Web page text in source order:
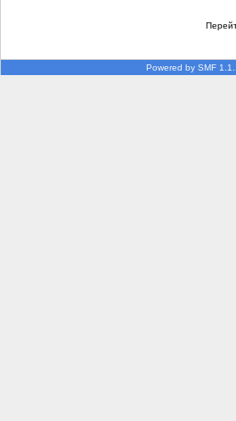
Powered by SMF